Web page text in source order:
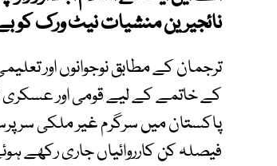
نائجیرین منشیات نیٹ ورک کو
ترجمان کے مطابق نوجوانوں اور
کے خاتمے کے لیے قومی اور عسکری
پاکستان میں سرگرم غیر ملکی
فیصلہ کن کارروائیاں جاری رکھے